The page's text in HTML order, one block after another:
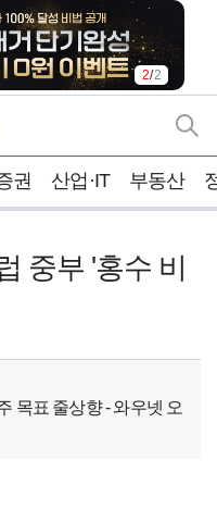
2/2
권 산업·IT 부동산
중부 '홍수 비
목표 줄상향 - 와우넷 오